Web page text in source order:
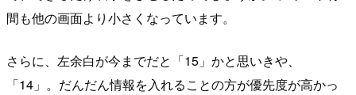
間も他の画面より小さくなっています。
さらに、左余白が今までだと「15」かと思いきや、
「14」。だんだん情報を入れることの方が優先度が高かっ